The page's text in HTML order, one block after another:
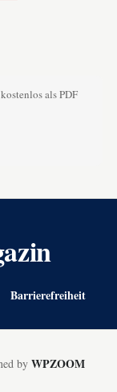
als PDF
Barrierefreiheit
by WPZOOM